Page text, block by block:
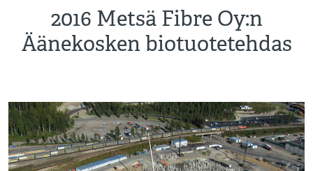
2016 Metsä Fibre Oy:n
Äänekosken biotuotetehdas